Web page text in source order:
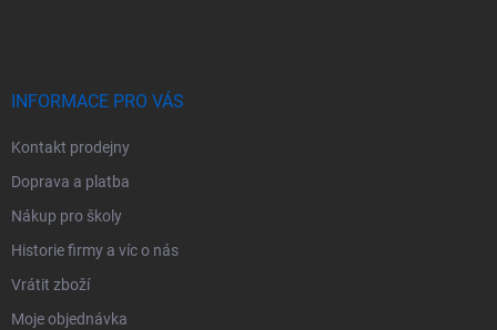
INFORMACE PRO VÁS
Kontakt prodejny
Doprava a platba
Nákup pro školy
Historie firmy a víc o nás
Vrátit zboží
Moje objednávka